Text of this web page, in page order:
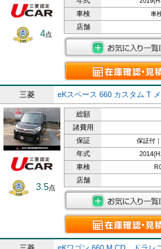
4点
車検 車
店舗
三菱 eKスペース 660 カスタム T
3.5点
総額
諸費用
保証 保証付
年式
車検
店舗